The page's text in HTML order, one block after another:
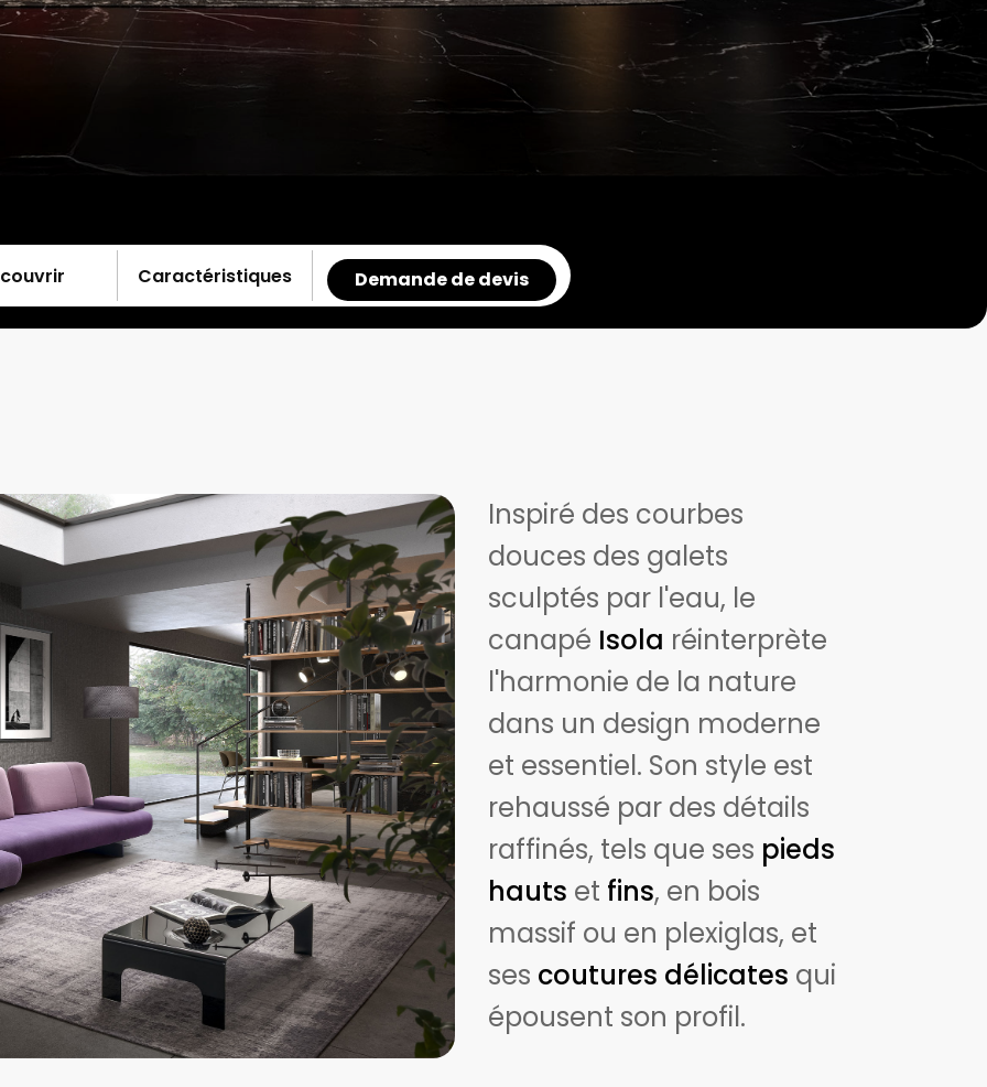
Caractéristiques Demande de devis
Inspiré des courbes
douces des galets
sculptés par l'eau, le
canapé Isola réinterprète
l'harmonie de la nature
dans un design moderne
et essentiel. Son style est
rehaussé par des détails
raffinés, tels que ses pieds
hauts et fins, en bois
massif ou en plexiglas, et
ses coutures délicates qui
épousent son profil.